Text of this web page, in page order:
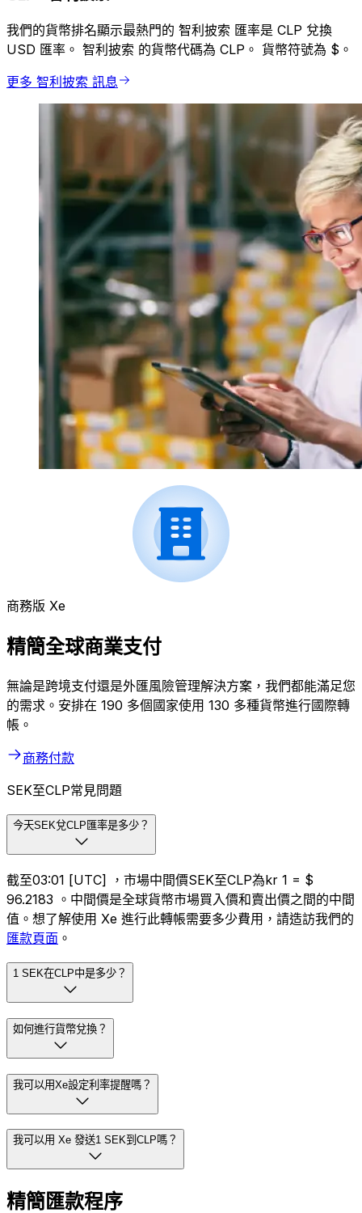
我們的貨幣排名顯示最熱門的 智利披索 匯率是 CLP 兌換
USD 匯率。 智利披索 的貨幣代碼為 CLP。 貨幣符號為 $。
更多 智利披索 訊息
商務版 Xe
精簡全球商業支付
無論是跨境支付還是外匯風險管理解決方案，我們都能滿足您
的需求。安排在 190 多個國家使用 130 多種貨幣進行國際轉
帳。
商務付款
SEK至CLP常見問題
今天SEK兌CLP匯率是多少？
截至03:01 [UTC] ，市場中間價SEK至CLP為kr 1 = $
96.2183 。中間價是全球貨幣市場買入價和賣出價之間的中間
值。想了解使用 Xe 進行此轉帳需要多少費用，請造訪我們的
匯款頁面 。
1 SEK在CLP中是多少？
如何進行貨幣兌換？
我可以用Xe設定利率提醒嗎？
我可以用 Xe 發送1 SEK到CLP嗎？
精簡匯款程序